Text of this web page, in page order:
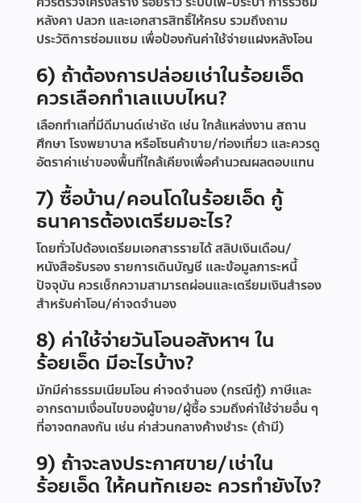
หลังคา ปลวก และเอกสารสิทธิ์ให้ครบ รวมถึงถาม
ประวัติการซ่อมแซม เพื่อป้องกันค่าใช้จ่ายแฝงหลังโอน
6) ถ้าต้องการปล่อยเช่าในร้อยเอ็ด
ควรเลือกทำเลแบบไหน?
เลือกทำเลที่มีดีมานด์เช่าชัด เช่น ใกล้แหล่งงาน สถาน
ศึกษา โรงพยาบาล หรือโซนค้าขาย/ท่องเที่ยว และควรดู
อัตราค่าเช่าของพื้นที่ใกล้เคียงเพื่อคำนวณผลตอบแทน
7) ซื้อบ้าน/คอนโดในร้อยเอ็ด กู้
ธนาคารต้องเตรียมอะไร?
โดยทั่วไปต้องเตรียมเอกสารรายได้ สลิปเงินเดือน/
หนังสือรับรอง รายการเดินบัญชี และข้อมูลภาระหนี้
ปัจจุบัน ควรเช็กความสามารถผ่อนและเตรียมเงินสำรอง
สำหรับค่าโอน/ค่าจดจำนอง
8) ค่าใช้จ่ายวันโอนอสังหาฯ ใน
ร้อยเอ็ด มีอะไรบ้าง?
มักมีค่าธรรมเนียมโอน ค่าจดจำนอง (กรณีกู้) ภาษีและ
อากรตามเงื่อนไขของผู้ขาย/ผู้ซื้อ รวมถึงค่าใช้จ่ายอื่น ๆ
ที่อาจตกลงกัน เช่น ค่าส่วนกลางค้างชำระ (ถ้ามี)
9) ถ้าจะลงประกาศขาย/เช่าใน
ร้อยเอ็ด ให้คนทักเยอะ ควรทำยังไง?